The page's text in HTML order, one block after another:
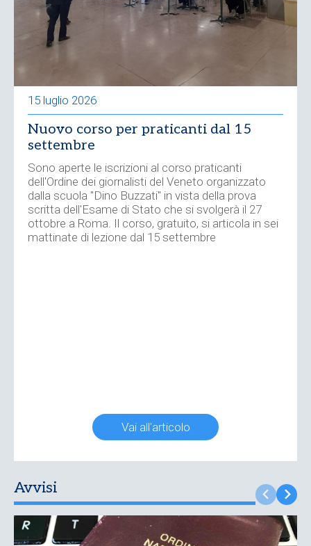
15 luglio 2026
Nuovo corso per praticanti dal 15
settembre
Sono aperte le iscrizioni al corso praticanti
dell'Ordine dei giornalisti del Veneto organizzato
dalla scuola "Dino Buzzati" in vista della prova
scritta dell'Esame di Stato che si svolgerà il 27
ottobre a Roma. Il corso, gratuito, si articola in sei
mattinate di lezione dal 15 settembre
Vai all'articolo
Avvisi